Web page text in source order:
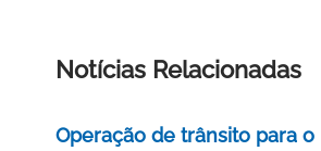
Notícias Relacionadas
Operação de trânsito para o